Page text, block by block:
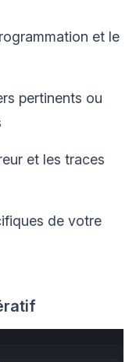
et le
pertinents ou
et les traces
de votre